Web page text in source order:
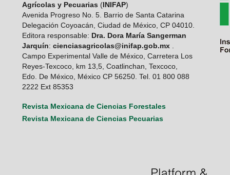
Agrícolas y Pecuarias (INIFAP)
Avenida Progreso No. 5. Barrio de Santa Catarina
Delegación Coyoacán, Ciudad de México, CP 04010.
Editora responsable: Dra. Dora María Sangerman
Jarquín: cienciasagricolas@inifap.gob.mx.
Campo Experimental Valle de México, Carretera Los
Reyes-Texcoco, km 13,5, Coatlinchan, Texcoco,
Edo. De México, México CP 56250. Tel. 01 800 088
2222 Ext 85353
Revista Mexicana de Ciencias Forestales
Revista Mexicana de Ciencias Pecuarias